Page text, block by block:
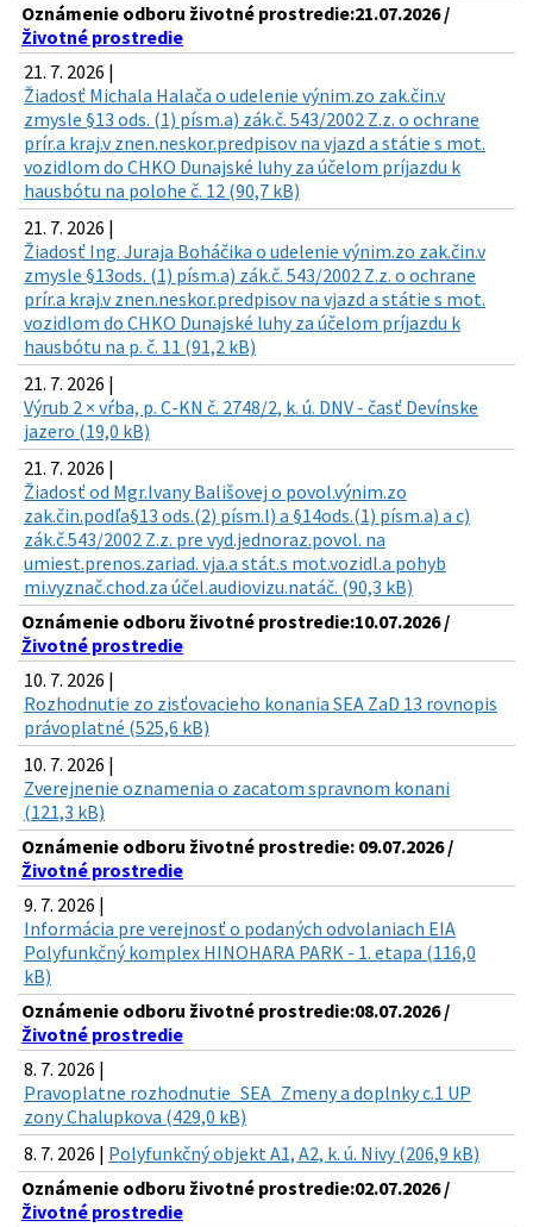
Oznámenie odboru životné prostredie:21.07.2026 /
Životné prostredie
21. 7. 2026 |
Žiadosť Michala Halača o udelenie výnim.zo zak.čin.v
zmysle §13 ods. (1) písm.a) zák.č. 543/2002 Z.z. o ochrane
prír.a kraj.v znen.neskor.predpisov na vjazd a státie s mot.
vozidlom do CHKO Dunajské luhy za účelom príjazdu k
hausbótu na polohe č. 12 (90,7 kB)
21. 7. 2026 |
Žiadosť Ing. Juraja Boháčika o udelenie výnim.zo zak.čin.v
zmysle §13ods. (1) písm.a) zák.č. 543/2002 Z.z. o ochrane
prír.a kraj.v znen.neskor.predpisov na vjazd a státie s mot.
vozidlom do CHKO Dunajské luhy za účelom príjazdu k
hausbótu na p. č. 11 (91,2 kB)
21. 7. 2026 |
Výrub 2 × vŕba, p. C-KN č. 2748/2, k. ú. DNV - časť Devínske
jazero (19,0 kB)
21. 7. 2026 |
Žiadosť od Mgr.Ivany Bališovej o povol.výnim.zo
zak.čin.podľa§13 ods.(2) písm.l) a §14ods.(1) písm.a) a c)
zák.č.543/2002 Z.z. pre vyd.jednoraz.povol. na
umiest.prenos.zariad. vja.a stát.s mot.vozidl.a pohyb
mi.vyznač.chod.za účel.audiovizu.natáč. (90,3 kB)
Oznámenie odboru životné prostredie:10.07.2026 /
Životné prostredie
10. 7. 2026 |
Rozhodnutie zo zisťovacieho konania SEA ZaD 13 rovnopis
právoplatné (525,6 kB)
10. 7. 2026 |
Zverejnenie oznamenia o zacatom spravnom konani
(121,3 kB)
Oznámenie odboru životné prostredie: 09.07.2026 /
Životné prostredie
9. 7. 2026 |
Informácia pre verejnosť o podaných odvolaniach EIA
Polyfunkčný komplex HINOHARA PARK - 1. etapa (116,0
kB)
Oznámenie odboru životné prostredie:08.07.2026 /
Životné prostredie
8. 7. 2026 |
Pravoplatne rozhodnutie_SEA_Zmeny a doplnky c.1 UP
zony Chalupkova (429,0 kB)
8. 7. 2026 | Polyfunkčný objekt A1, A2, k. ú. Nivy (206,9 kB)
Oznámenie odboru životné prostredie:02.07.2026 /
Životné prostredie